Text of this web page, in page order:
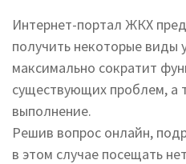
Интернет-портал ЖКХ
получить некоторые виды
максимально сократит
существующих проблем, а
выполнение.
Решив вопрос онлайн,
в этом случае посещать